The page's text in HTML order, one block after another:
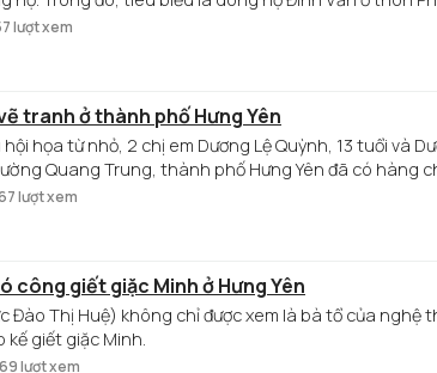
tích cực vào phong trào khuyến học ở địa phương.
lượt xem
tranh ở thành phố Hưng Yên
họa từ nhỏ, 2 chị em Dương Lệ Quỳnh, 13 tuổi và
Quang Trung, thành phố Hưng Yên đã có hàng
hội họa trong và ngoài tỉnh.
lượt xem
công giết giặc Minh ở Hưng Yên
Đào Thị Huệ) không chỉ được xem là bà tổ của nghệ
kế giết giặc Minh.
lượt xem